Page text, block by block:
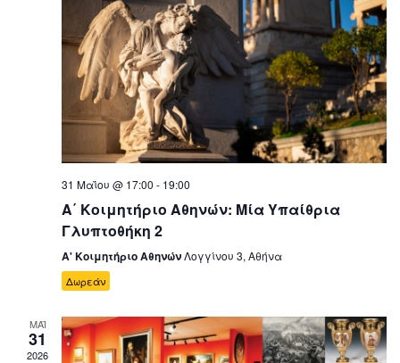
31 Μαΐου @ 17:00 - 19:00
Α΄ Κοιμητήριο Αθηνών: Μία Υπαίθρια
Γλυπτοθήκη 2
Α' Κοιμητήριο ΑθηνώνΛογγίνου 3, Αθήνα
Δωρεάν
ΜΑΪ
31
2026